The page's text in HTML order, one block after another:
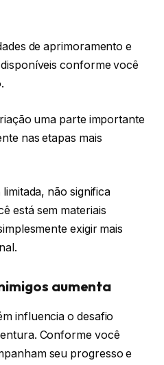
de aprimoramento e
conforme você
uma parte importante
nas etapas mais
não significa
está sem materiais
exigir mais
aumenta
influencia o desafio
Conforme você
seu progresso e